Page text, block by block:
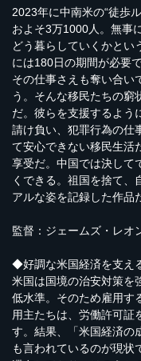
2023年に中南米の“徒歩
およそ3万1000人。無事
どう暮らしていくかとい
には180日の期間が必要
その仕事さえも奪い合い
う。そんな移民たちの窮
だ。彼らを支援するよう
請け負い、犯罪行為の仕
て安心できない移民生活
享受だ。中国では決して
くできる。祖国を捨て、
アルな姿を記録した作品
監督：ジェームズ・レオ
◆好調な米国経済を支え
米国は国境の治安対策を
低水準。そのため雇用す
用主たちは、労働許可証
す。結果、「米国経済の
も言われているのが現状